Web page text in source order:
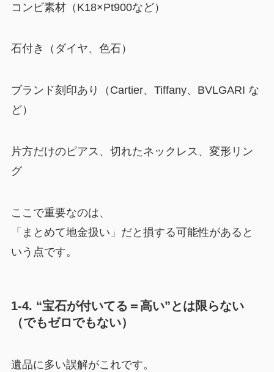
コンビ素材（K18×Pt900など）
石付き（ダイヤ、色石）
ブランド刻印あり（Cartier、Tiffany、BVLGARI な
ど）
片方だけのピアス、切れたネックレス、変形リン
グ
ここで重要なのは、
「まとめて地金扱い」だと損する可能性があると
いう点です。
1-4. “宝石が付いてる＝高い”とは限らない
（でもゼロでもない）
遺品に多い誤解がこれです。